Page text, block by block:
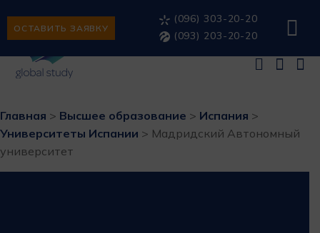
ОСТАВИТЬ ЗАЯВКУ
(096) 303-20-20
(093) 203-20-20
Главная > Высшее образование > Испания >
Университеты Испании > Мадридский Автономный
университет